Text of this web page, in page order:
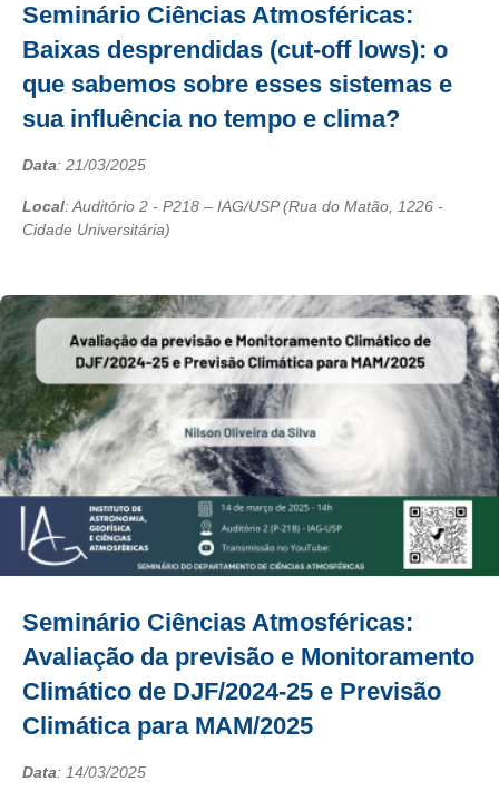
Seminário Ciências Atmosféricas:
Baixas desprendidas (cut-off lows): o
que sabemos sobre esses sistemas e
sua influência no tempo e clima?
Data: 21/03/2025
Local: Auditório 2 - P218 – IAG/USP (Rua do Matão, 1226 -
Cidade Universitária)
Seminário Ciências Atmosféricas:
Avaliação da previsão e Monitoramento
Climático de DJF/2024-25 e Previsão
Climática para MAM/2025
Data: 14/03/2025